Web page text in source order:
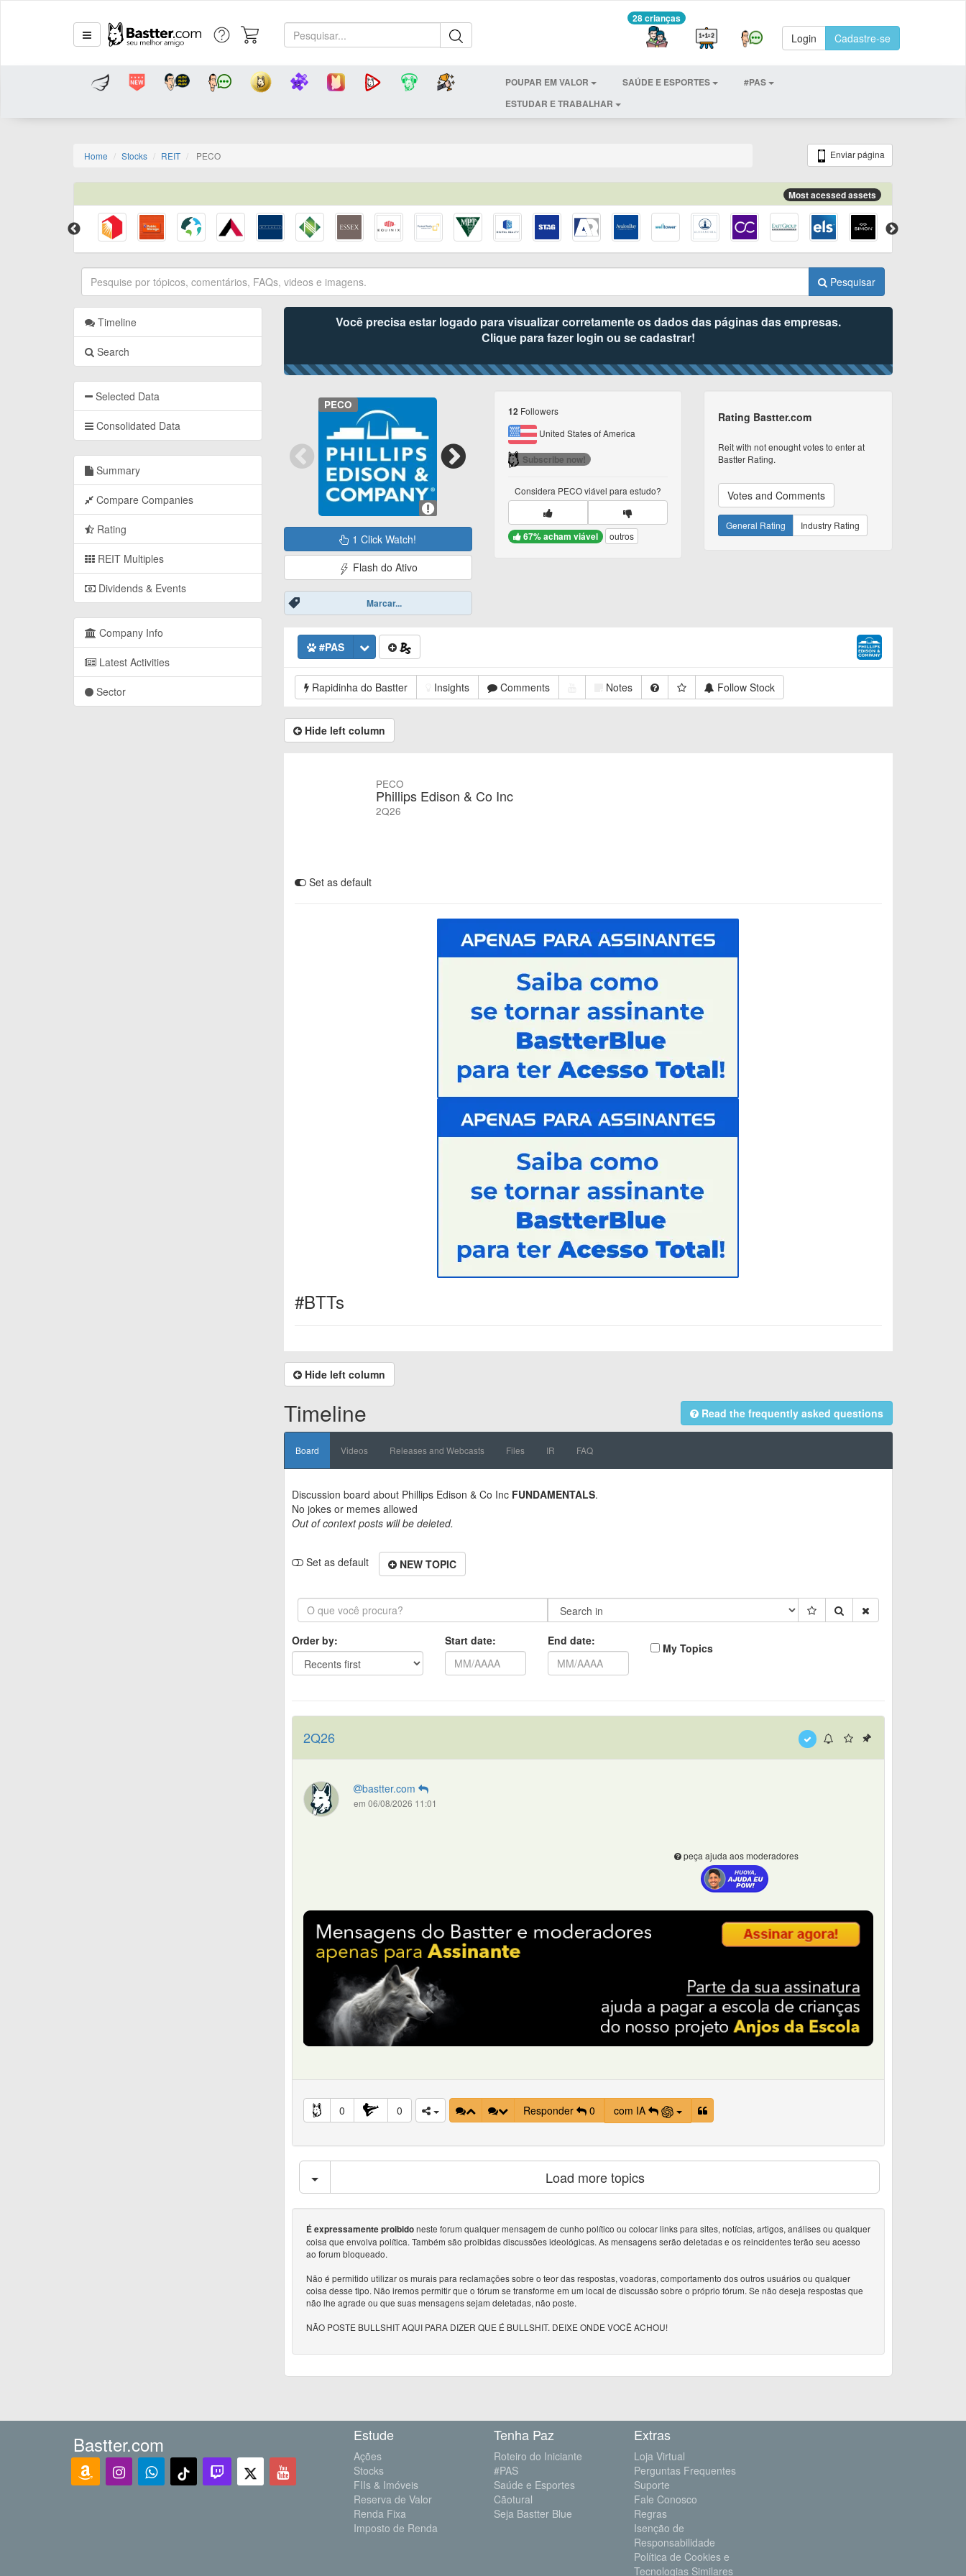
28 crianças
Login Cadastre-se
POUPAR EM VALOR SAÚDE E ESPORTES
#PAS
ESTUDAR E TRABALHAR
Home Stocks REIT PECO Enviar página
Most acessed assets
Pesquisar
Timeline
Search
Selected Data
Consolidated Data
Summary
Compare Companies
Rating
REIT Multiples
Dividends & Events
Company Info
Latest Activities
Sector
Você precisa estar logado para visualizar corretamente os dados das páginas das empresas.
Clique para fazer login ou se cadastrar!
PECO
1 Click Watch!
Flash do Ativo
Marcar...
12 Followers
United States of America
Subscribe now!
Considera PECOviável para estudo?
67% acham viável outros
Rating Bastter.com
Reit with not enought votes to enter at
Bastter Rating.
Votes and Comments
General Rating Industry Rating
#PAS
Rapidinha do Bastter Insights Comments Notes Follow Stock
Hide left column
PECO
Phillips Edison & Co Inc
2Q26
Set as default
#BTTs
Hide left column
Timeline Read the frequently asked questions
Board Videos Releases and Webcasts Files IR FAQ
Discussion board about Phillips Edison & Co Inc FUNDAMENTALS.
No jokes or memes allowed
Out of context posts will be deleted.
Set as default NEW TOPIC
Order by: Start date: End date:
My Topics
2Q26
bastter.com
em 06/08/2026 11:01
peça ajuda aos moderadores
0 0 Responder 0 com IA
Load more topics
É expressamente proibidoneste forum qualquer mensagem de cunho político ou colocar links para sites, notícias, artigos, análises ou qualquer
coisa que envolva política. Também são proibidas discussões ideológicas. As mensagens serão deletadas e os reincidentes terão seu acesso
ao forum bloqueado.
Não é permitido utilizar os murais para reclamações sobre o teor das respostas, voadoras, comportamento dos outros usuários ou qualquer
coisa desse tipo. Não iremos permitir que o fórum se transforme em um local de discussão sobre o próprio fórum. Se não deseja respostas que
não lhe agrade ou que suas mensagens sejam deletadas, não poste.
NÃO POSTE BULLSHIT AQUI PARA DIZER QUE É BULLSHIT. DEIXE ONDE VOCÊ ACHOU!
Bastter.com Estude
Ações
Stocks
FIIs & Imóveis
Reserva de Valor
Renda Fixa
Imposto de Renda
Tenha Paz
Roteiro do Iniciante
#PAS
Saúde e Esportes
Cãotural
Seja Bastter Blue
Extras
Loja Virtual
Perguntas Frequentes
Suporte
Fale Conosco
Regras
Isenção de
Responsabilidade
Política de Cookies e
Tecnologias Similares